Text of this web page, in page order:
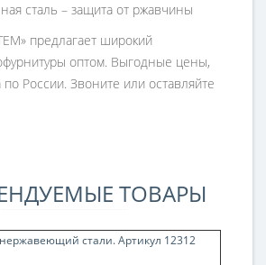
сталь – защита от ржавчины
предлагает широкий
оптом. Выгодные цены,
по России. Звоните или оставляйте
ТОВАРЫ